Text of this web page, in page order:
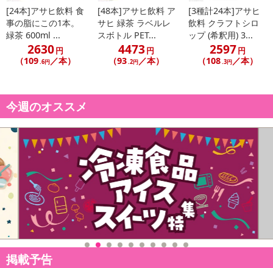
[24本]アサヒ飲料 食
事の脂にこの1本。
緑茶 600ml ...
2630円
（109.6円／本）
[48本]アサヒ飲料 ア
サヒ 緑茶 ラベルレ
スボトル PET...
4473円
（93.2円／本）
[3種計24本]アサヒ
飲料 クラフトシロ
ップ (希釈用) 3...
2597円
（108.3円／本）
今週のオススメ
掲載予告